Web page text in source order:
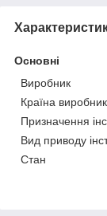
Основні
Виробник
Країна виробник
Призначення
Вид приводу
Стан